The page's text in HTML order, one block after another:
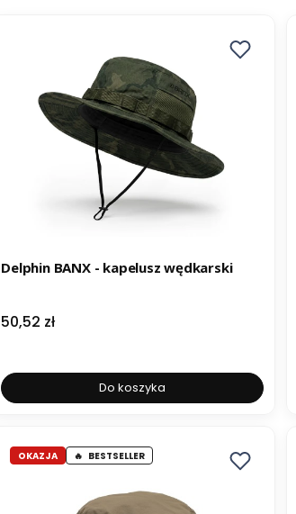
Delphin BANX - kapelusz wędkarski
Cena
50,52 zł
Do koszyka
OKAZJA BESTSELLER